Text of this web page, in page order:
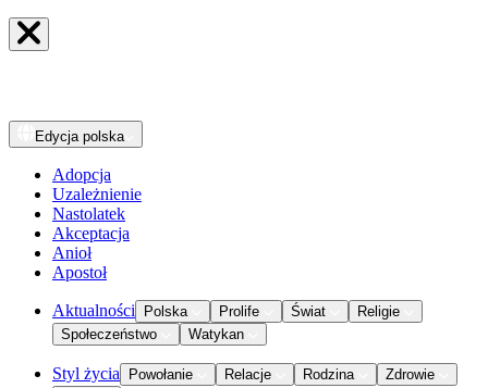
Edycja polska
Adopcja
Uzależnienie
Nastolatek
Akceptacja
Anioł
Apostoł
Aktualności Polska Prolife Świat
Religie
Społeczeństwo
Watykan
Styl życia Powołanie Relacje Rodzina
Zdrowie